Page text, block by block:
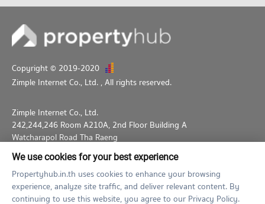
Copyright © 2019-2020
Zimple Internet Co., Ltd., All rights reserved.
Zimple Internet Co., Ltd.
242,244,246 Room A210A, 2nd Floor Building A
Watcharapol Road Tha Raeng
Bang Khen Bangkok 10230
02-026-3049
support@propertyhub.in.th
Term of Service
Privacy Policy Contact
We use cookies for your best experience
Propertyhub.in.th uses cookies to enhance your browsing
experience, analyze site traffic, and deliver relevant content. By
continuing to use this website, you agree to our Privacy Policy.